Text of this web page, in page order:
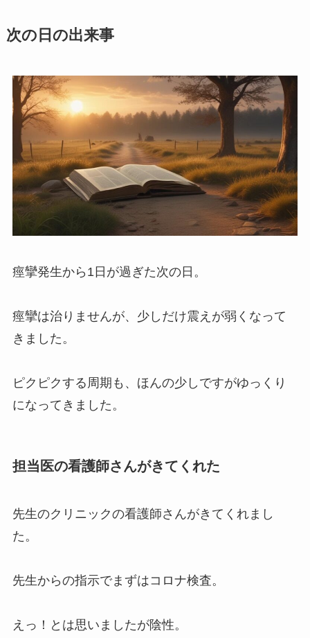
次の日の出来事
痙攣発生から1日が過ぎた次の日。
痙攣は治りませんが、少しだけ震えが弱くなって
きました。
ピクピクする周期も、ほんの少しですがゆっくり
になってきました。
担当医の看護師さんがきてくれた
先生のクリニックの看護師さんがきてくれまし
た。
先生からの指示でまずはコロナ検査。
えっ！とは思いましたが陰性。